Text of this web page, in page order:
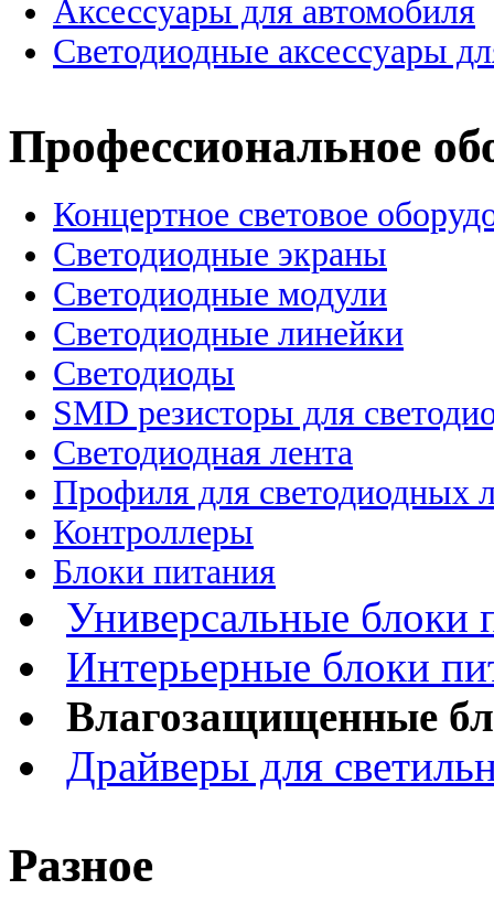
Аксессуары для автомобиля
Светодиодные аксессуары
Профессиональное
Концертное световое
Cветодиодные экраны
Светодиодные модули
Светодиодные линейки
Светодиоды
SMD резисторы для
Светодиодная лента
Профиля для светодиодных
Контроллеры
Блоки питания
Универсальные блоки
Интерьерные блоки
Влагозащищенные
Драйверы для
Разное